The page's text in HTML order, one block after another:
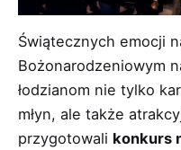
Świątecznych emocji
Bożonarodzeniowym
łodzianom nie tylko
młyn, ale także
przygotowali konkurs